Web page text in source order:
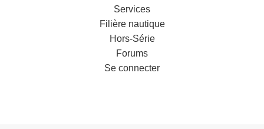
Services
Filière nautique
Hors-Série
Forums
Se connecter